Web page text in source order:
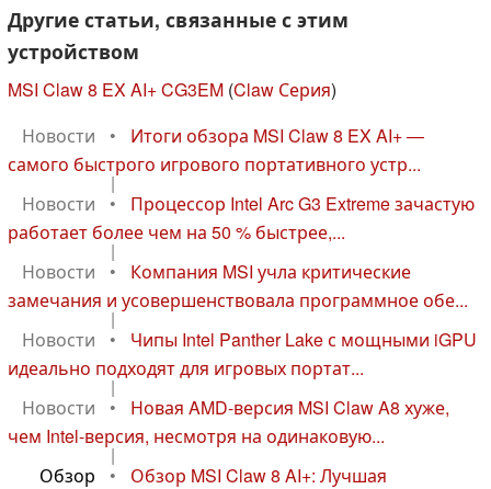
Другие статьи, связанные с этим
устройством
MSI Claw 8 EX AI+ CG3EM (Claw Серия)
Новости
•
Итоги обзора MSI Claw 8 EX AI+ —
самого быстрого игрового портативного устр...
|
Новости
•
Процессор Intel Arc G3 Extreme зачастую
работает более чем на 50 % быстрее,...
|
Новости
•
Компания MSI учла критические
замечания и усовершенствовала программное обе...
|
Новости
•
Чипы Intel Panther Lake с мощными iGPU
идеально подходят для игровых портат...
|
Новости
•
Новая AMD-версия MSI Claw A8 хуже,
чем Intel-версия, несмотря на одинаковую...
|
Обзор
•
Обзор MSI Claw 8 AI+: Лучшая